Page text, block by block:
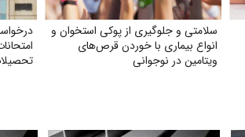
سلامتی و جلوگیری از پوکی استخوان و
انواع بیماری با خوردن قرص‌های
ویتامین در نوجوانی